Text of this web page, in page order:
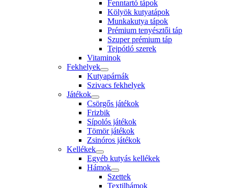
Fenntartó tápok
Kölyök kutyatápok
Munkakutya tápok
Prémium tenyésztői táp
Szuper prémium táp
Tejpótló szerek
Vitaminok
Fekhelyek
Kutyapárnák
Szivacs fekhelyek
Játékok
Csörgős játékok
Frizbik
Sípolós játékok
Tömör játékok
Zsinóros játékok
Kellékek
Egyéb kutyás kellékek
Hámok
Szettek
Textilhámok